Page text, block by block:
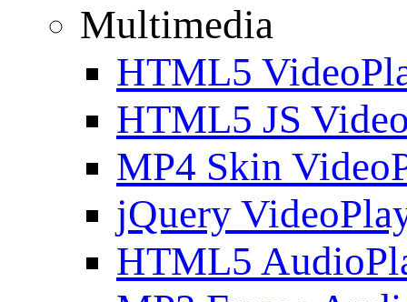
Multimedia
HTML5
HTML5 JS
MP4 Skin
jQuery
HTML5